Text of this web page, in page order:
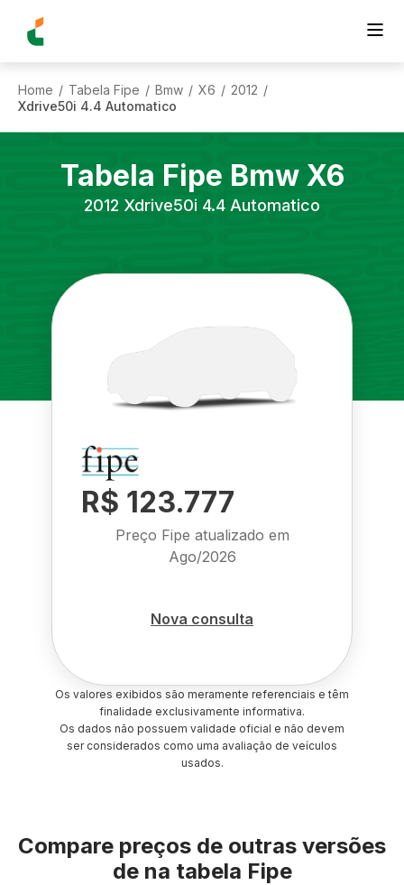
Home / Tabela Fipe / Bmw / X6 / 2012 /
Xdrive50i 4.4 Automatico
Tabela Fipe Bmw X6
2012 Xdrive50i 4.4 Automatico
R$ 123.777
Preço Fipe atualizado em
Ago/2026
Nova consulta
Os valores exibidos são meramente referenciais e têm
finalidade exclusivamente informativa.
Os dados não possuem validade oficial e não devem
ser considerados como uma avaliação de veículos
usados.
Compare preços de outras versões
de na tabela Fipe